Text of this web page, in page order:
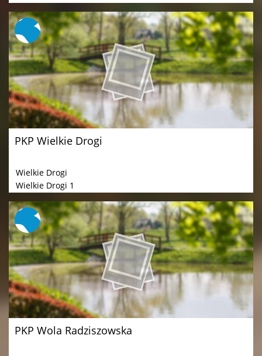
PKP Wielkie Drogi
Wielkie Drogi
Wielkie Drogi 1
PKP Wola Radziszowska